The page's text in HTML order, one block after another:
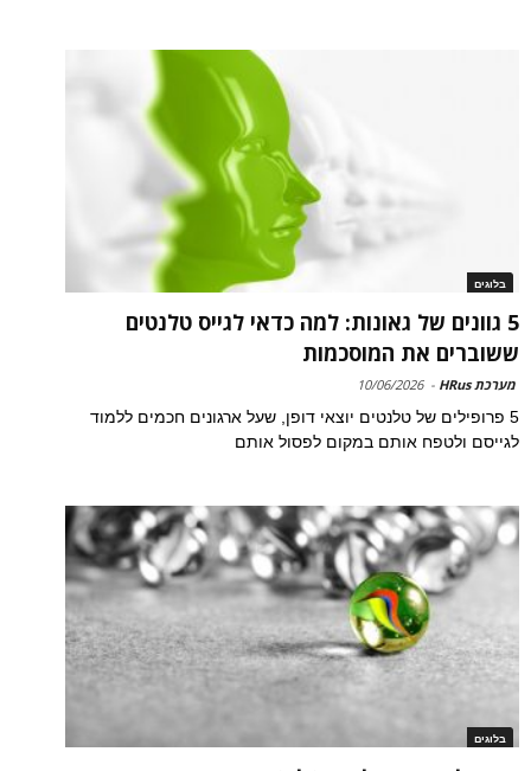
בלוגים
5 גוונים של גאונות: למה כדאי לגייס טלנטים
ששוברים את המוסכמות
מערכת HRus -
10/06/2026
5 פרופילים של טלנטים יוצאי דופן, שעל ארגונים חכמים ללמוד
לגייסם ולטפח אותם במקום לפסול אותם
בלוגים